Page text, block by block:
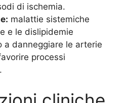
di ischemia.
malattie sistemiche
e le dislipidemie
a danneggiare le arterie
processi